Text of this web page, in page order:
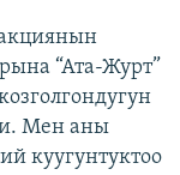
“Ата-Журт”
Мен аны
куугунтуктоо